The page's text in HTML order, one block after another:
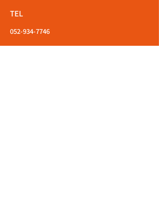
TEL
052-934-7746